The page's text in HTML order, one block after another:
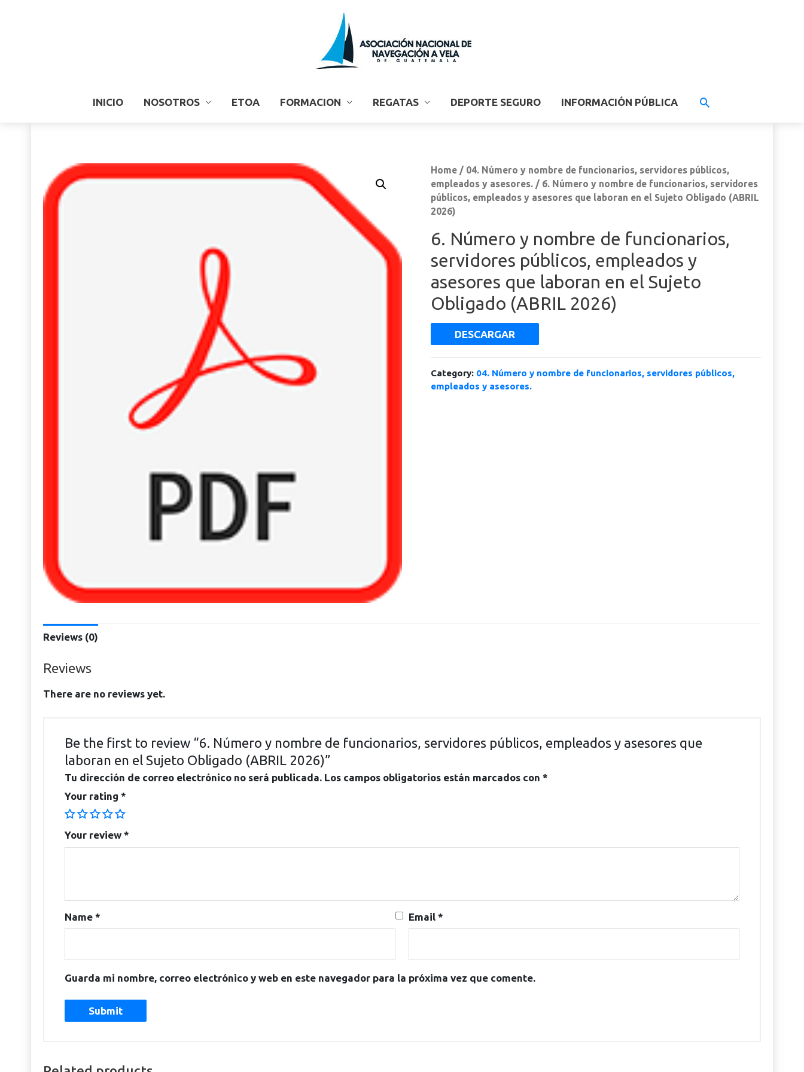
INICIO NOSOTROS ETOA FORMACION REGATAS DEPORTE SEGURO INFORMACIÓN PÚBLICA
Home / 04. Número y nombre de funcionarios, servidores públicos,
empleados y asesores. / 6. Número y nombre de funcionarios, servidores
públicos, empleados y asesores que laboran en el Sujeto Obligado (ABRIL
2026)
6. Número y nombre de funcionarios,
servidores públicos, empleados y
asesores que laboran en el Sujeto
Obligado (ABRIL 2026)
DESCARGAR
Category: 04. Número y nombre de funcionarios, servidores públicos,
empleados y asesores.
Reviews (0)
Reviews
There are no reviews yet.
Be the first to review “6. Número y nombre de funcionarios, servidores públicos, empleados y asesores que
laboran en el Sujeto Obligado (ABRIL 2026)”
Tu dirección de correo electrónico no será publicada. Los campos obligatorios están marcados con *
Your rating *
Your review *
Name * Email*
Guarda mi nombre, correo electrónico y web en este navegador para la próxima vez que comente.